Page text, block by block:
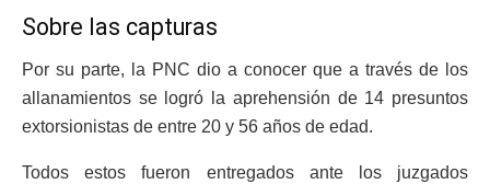
Sobre las capturas
Por su parte, la PNC dio a conocer que a través de los
allanamientos se logró la aprehensión de 14 presuntos
extorsionistas de entre 20 y 56 años de edad.
Todos estos fueron entregados ante los juzgados